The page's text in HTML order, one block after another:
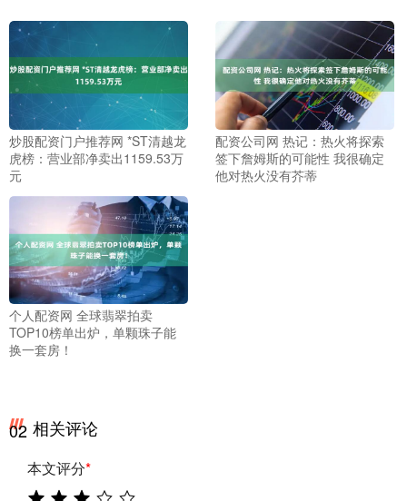
炒股配资门户推荐网 *ST清越龙
虎榜：营业部净卖出1159.53万
元
配资公司网 热记：热火将探索
签下詹姆斯的可能性 我很确定
他对热火没有芥蒂
个人配资网 全球翡翠拍卖
TOP10榜单出炉，单颗珠子能
换一套房！
02 相关评论
本文评分*